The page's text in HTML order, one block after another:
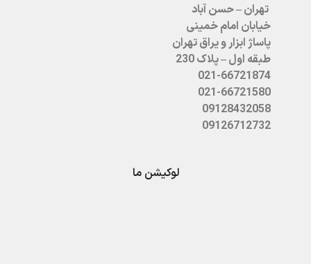
تهران – حسن آباد
خیابان امام خمینی
پاساژ ابزار و یراق تهران
طبقه اول – پلاک 230
021-66721874
021-66721580
09128432058
09126712732
لوکیشن ما